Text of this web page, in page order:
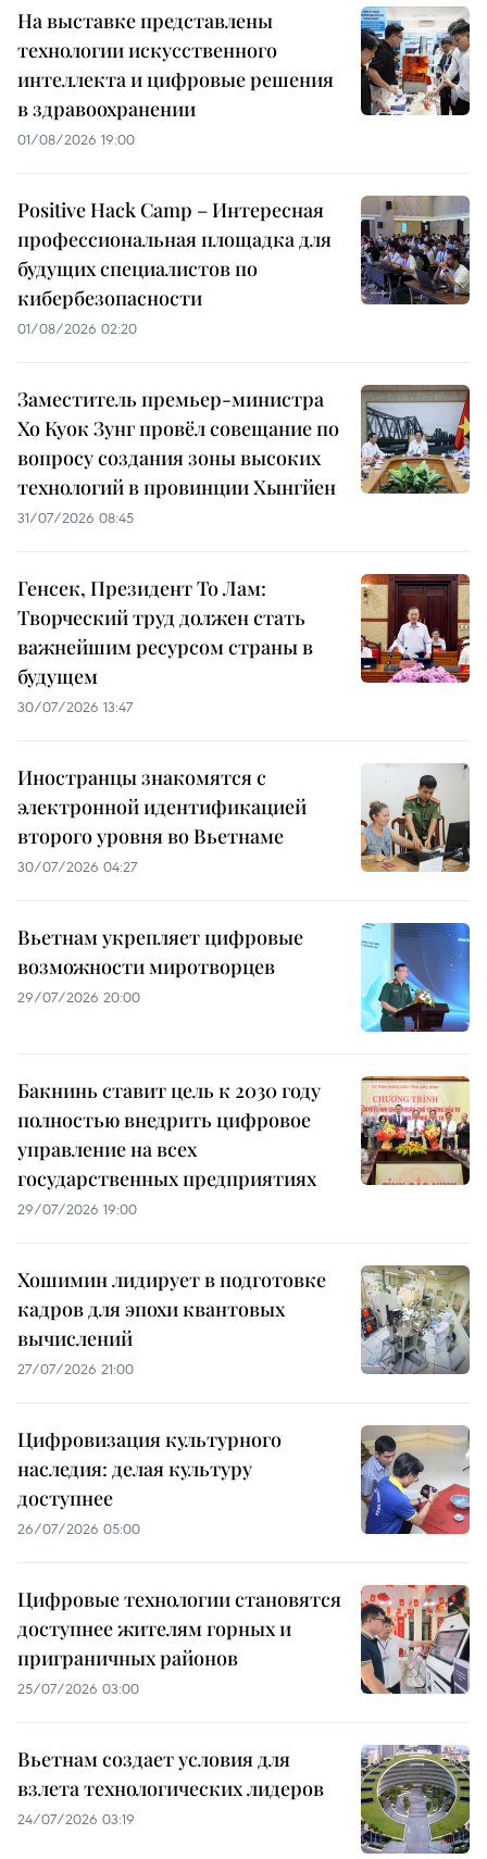
На выставке представлены
технологии искусственного
интеллекта и цифровые решения
в здравоохранении
01/08/2026 19:00
Positive Hack Camp – Интересная
профессиональная площадка для
будущих специалистов по
кибербезопасности
01/08/2026 02:20
Заместитель премьер-министра
Хо Куок Зунг провёл совещание по
вопросу создания зоны высоких
технологий в провинции Хынгйен
31/07/2026 08:45
Генсек, Президент То Лам:
Творческий труд должен стать
важнейшим ресурсом страны в
будущем
30/07/2026 13:47
Иностранцы знакомятся с
электронной идентификацией
второго уровня во Вьетнаме
30/07/2026 04:27
Вьетнам укрепляет цифровые
возможности миротворцев
29/07/2026 20:00
Бакнинь ставит цель к 2030 году
полностью внедрить цифровое
управление на всех
государственных предприятиях
29/07/2026 19:00
Хошимин лидирует в подготовке
кадров для эпохи квантовых
вычислений
27/07/2026 21:00
Цифровизация культурного
наследия: делая культуру
доступнее
26/07/2026 05:00
Цифровые технологии становятся
доступнее жителям горных и
приграничных районов
25/07/2026 03:00
Вьетнам создает условия для
взлета технологических лидеров
24/07/2026 03:19